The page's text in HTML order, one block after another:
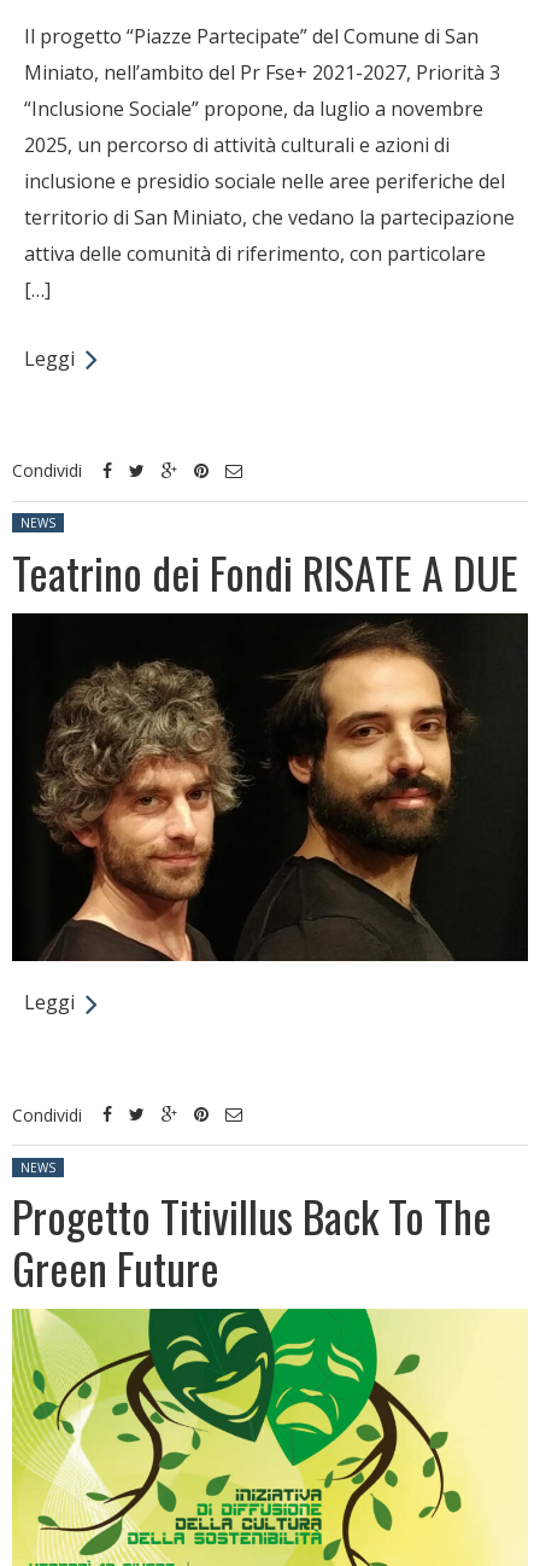
Il progetto “Piazze Partecipate” del Comune di San
Miniato, nell’ambito del Pr Fse+ 2021-2027, Priorità 3
“Inclusione Sociale” propone, da luglio a novembre
2025, un percorso di attività culturali e azioni di
inclusione e presidio sociale nelle aree periferiche del
territorio di San Miniato, che vedano la partecipazione
attiva delle comunità di riferimento, con particolare
[…]
Leggi
Condividi
Posted in:
NEWS
Teatrino dei Fondi RISATE A DUE
Leggi
Condividi
Posted in:
NEWS
Progetto Titivillus Back To The
Green Future